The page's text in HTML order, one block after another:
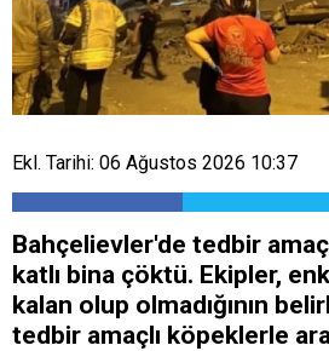
Ekl. Tarihi: 06 Ağustos 2026 10:37
Bahçelievler'de tedbir
katlı bina çöktü. Ekipler,
kalan olup olmadığının
tedbir amaçlı köpeklerle